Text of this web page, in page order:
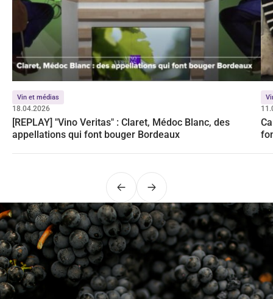
Vin et médias
18.04.2026
[REPLAY] "Vino Veritas" : Claret, Médoc Blanc, des
appellations qui font bouger Bordeaux
PrécédentSuivant